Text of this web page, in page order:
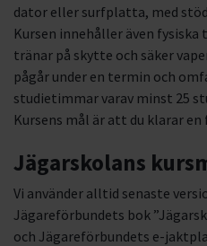
dator eller surfplatta, med
Kursen innehåller även fysiska
tränar på skytte och säker
pågår under en termin och
studietimmar varav minst 25
Kursens mål är att du klarar
Jägarskolans
Vi använder alltid senaste
Jägareförbundets bok
och Jägareförbundets e-